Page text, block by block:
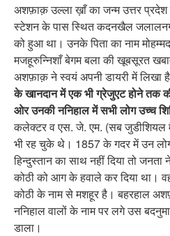
अशफ़ाक़ उल्ला ख़ाँ का जन्म उत्तर
स्टेशन के पास स्थित कदनखैल
को हुआ था। उनके पिता का नाम
मजहूरुन्निशाँ बेगम बला की खूबसूरत
अशफ़ाक़ ने स्वयं अपनी डायरी में लिखा
के खानदान में एक भी ग्रेजुएट होने तक
ओर उनकी ननिहाल में सभी लोग उच्च
कलेक्टर व एस. जे. एम. (सब जुडीशियल
भी रह चुके थे। 1857 के गदर में उन
हिन्दुस्तान का साथ नहीं दिया तो
कोठी को आग के हवाले कर दिया था।
कोठी के नाम से मशहूर है। बहरहाल
ननिहाल वालों के नाम पर लगे उस
डाला।